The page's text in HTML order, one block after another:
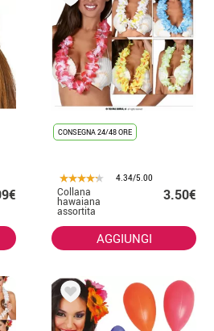
CONSEGNA 24/48 ORE
4.34/5.00
Collana
hawaiana
assortita
3.50€
AGGIUNGI